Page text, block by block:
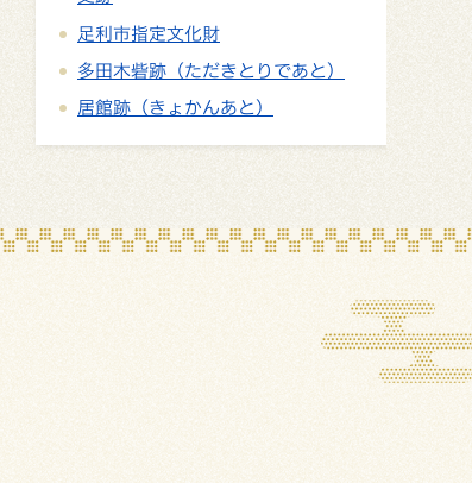
足利市指定文化財
多田木砦跡（ただきとりであと）
居館跡（きょかんあと）